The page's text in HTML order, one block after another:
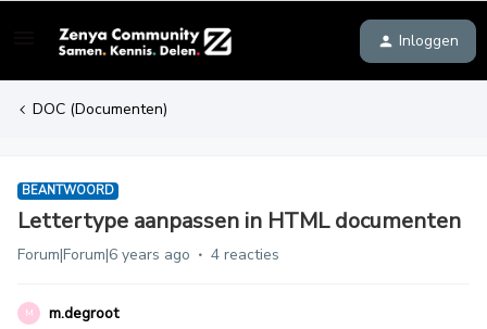
Inloggen
DOC (Documenten)
BEANTWOORD
Lettertype aanpassen in HTML documenten
Forum|Forum|6 years ago 4 reacties
M
m.degroot